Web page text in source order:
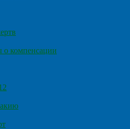
о компенсации